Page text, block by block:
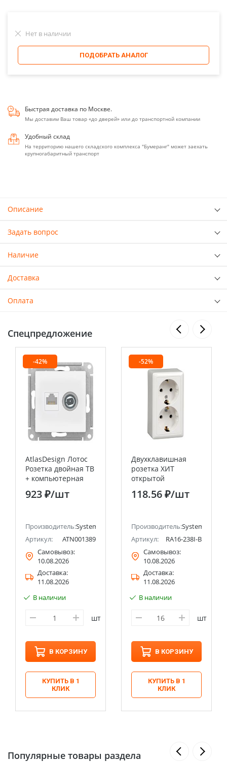
Нет в наличии
ПОДОБРАТЬ АНАЛОГ
Быстрая доставка по Москве.
Мы доставим Ваш товар «до дверей» или до транспортной компании
Удобный склад
На территорию нашего складского комплекса "Бумеранг" может заехать
крупногабаритный транспорт
Описание
Задать вопрос
Наличие
Доставка
Оплата
Спецпредложение
(ранее Schneider Electric)
-42%
AtlasDesign Лотос
Розетка двойная ТВ
+ компьютерная
RJ45, кат. 5Е
Systeme Electric
923 ₽/шт
Производитель:Systeme Electric (ранее Schneider Electric)
Артикул:
ATN001389
Самовывоз:
10.08.2026
Доставка:
11.08.2026
В наличии
шт
В КОРЗИНУ
КУПИТЬ В 1
КЛИК
-52%
Двухклавишная
розетка ХИТ
открытой
установки с
изолирующей
белая, 16А,
Schneider Electric
RA16-238I-B
Systeme Electric
(Schneider Electric)
118.56 ₽/шт
Производитель:Systeme
Артикул:
RA16-238I-B
Самовывоз:
10.08.2026
Доставка:
11.08.2026
В наличии
шт
В КОРЗИНУ
КУПИТЬ В 1
КЛИК
Популярные товары раздела